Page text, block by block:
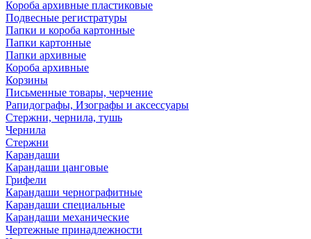
Короба архивные пластиковые
Подвесные регистратуры
Папки и короба картонные
Папки картонные
Папки архивные
Короба архивные
Корзины
Письменные товары, черчение
Рапидографы, Изографы и аксессуары
Стержни, чернила, тушь
Чернила
Стержни
Карандаши
Карандаши цанговые
Грифели
Карандаши чернографитные
Карандаши специальные
Карандаши механические
Чертежные принадлежности